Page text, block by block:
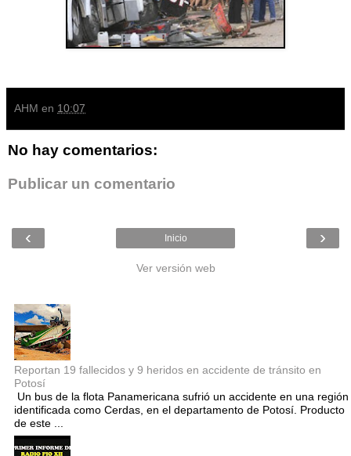
AHM en 10:07
No hay comentarios:
Publicar un comentario
‹ ›
Inicio
Ver versión web
Reportan 19 fallecidos y 9 heridos en accidente de tránsito en
Potosí
Un bus de la flota Panamericana sufrió un accidente en una región
identificada como Cerdas, en el departamento de Potosí. Producto
de este ...